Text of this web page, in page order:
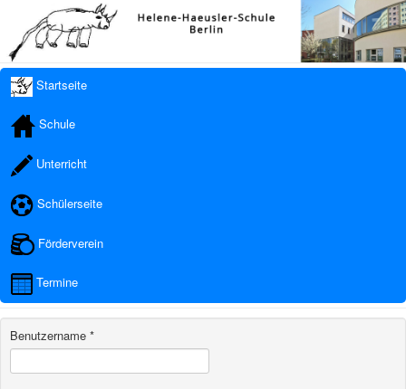
Startseite
Schule
Unterricht
Schülerseite
Förderverein
Termine
Benutzername *